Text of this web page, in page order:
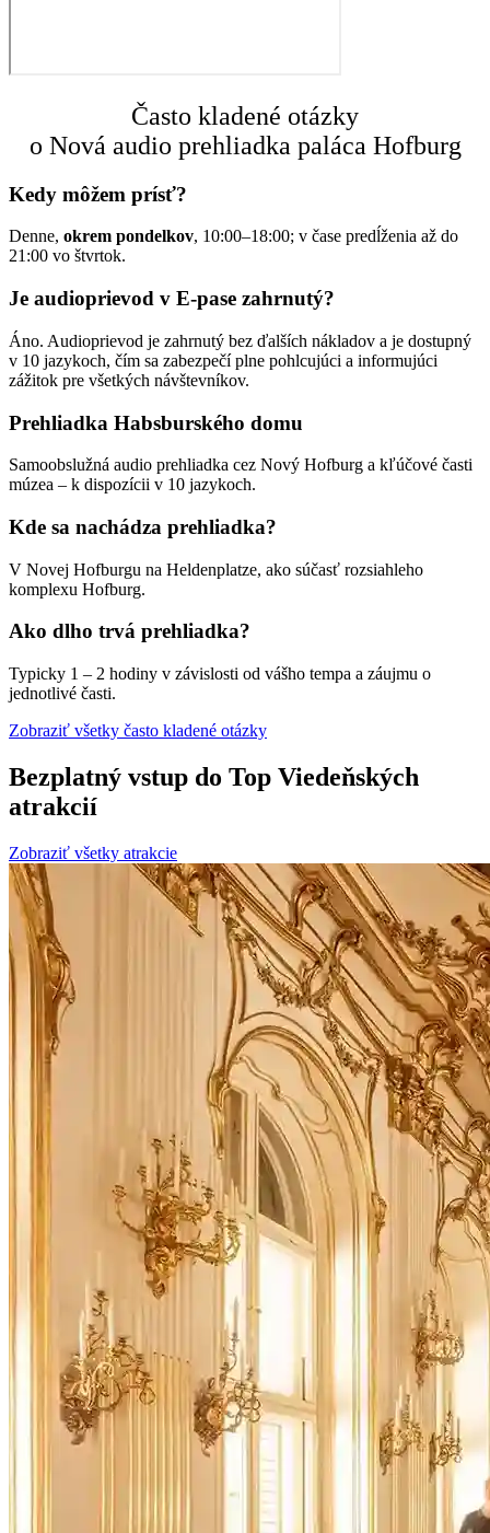
Často kladené otázky
o Nová audio prehliadka paláca Hofburg
Kedy môžem prísť?
Denne, okrem pondelkov, 10:00–18:00; v čase predĺženia až do
21:00 vo štvrtok.
Je audioprievod v E-pase zahrnutý?
Áno. Audioprievod je zahrnutý bez ďalších nákladov a je dostupný
v 10 jazykoch, čím sa zabezpečí plne pohlcujúci a informujúci
zážitok pre všetkých návštevníkov.
Prehliadka Habsburského domu
Samoobslužná audio prehliadka cez Nový Hofburg a kľúčové časti
múzea – k dispozícii v 10 jazykoch.
Kde sa nachádza prehliadka?
V Novej Hofburgu na Heldenplatze, ako súčasť rozsiahleho
komplexu Hofburg.
Ako dlho trvá prehliadka?
Typicky 1 – 2 hodiny v závislosti od vášho tempa a záujmu o
jednotlivé časti.
Zobraziť všetky často kladené otázky
Bezplatný vstup do Top Viedeňských
atrakcií
Zobraziť všetky atrakcie